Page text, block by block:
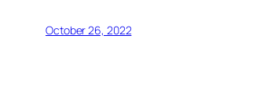
October 26, 2022